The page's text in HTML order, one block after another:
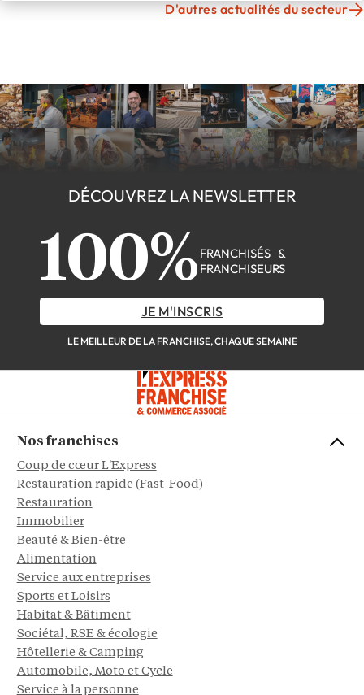
D'autres actualités du secteur
DÉCOUVREZ LA NEWSLETTER
100% FRANCHISÉS &
FRANCHISEURS
JE M'INSCRIS
LE MEILLEUR DE LA FRANCHISE, CHAQUE SEMAINE
Nos franchises
Coup de cœur L'Express
Restauration rapide (Fast-Food)
Restauration
Immobilier
Beauté & Bien-être
Alimentation
Service aux entreprises
Sports et Loisirs
Habitat & Bâtiment
Sociétal, RSE & écologie
Hôtellerie & Camping
Automobile, Moto et Cycle
Service à la personne